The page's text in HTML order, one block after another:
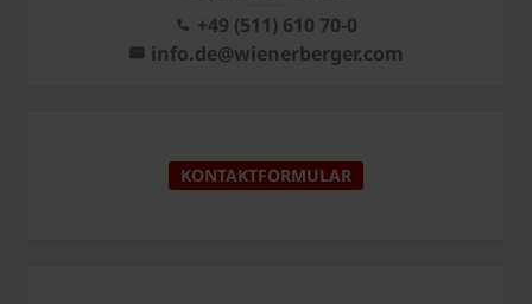
+49 (511) 610 70-0
info.de@wienerberger.com
KONTAKTFORMULAR